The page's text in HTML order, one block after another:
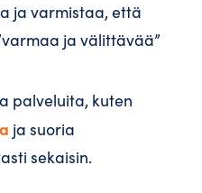
ja varmistaa, että
ja välittävää”
palveluita, kuten
ja suoria
sekaisin.